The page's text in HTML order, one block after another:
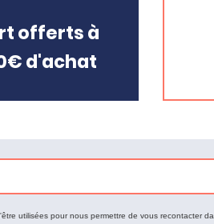
offerts à
d'achat
utilisées pour nous permettre de vous recontacter